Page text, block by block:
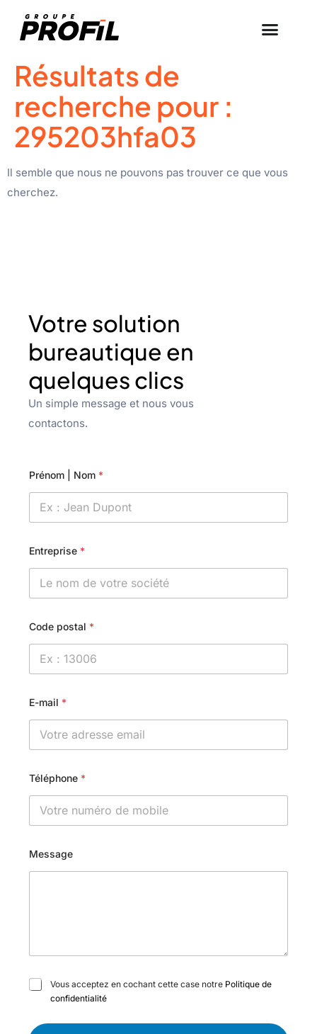
Résultats de
recherche pour :
295203hfa03
Il semble que nous ne pouvons pas trouver ce que vous
cherchez.
Votre solution
bureautique en
quelques clics
Un simple message et nous vous
contactons.
Prénom | Nom *
Entreprise *
Code postal *
E-mail *
Téléphone *
Message
C
Vous acceptez en cochant cette case notre Politique de
confidentialité